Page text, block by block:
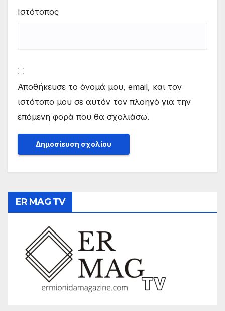
Ιστότοπος
Αποθήκευσε το όνομά μου, email, και τον
ιστότοπο μου σε αυτόν τον πλοηγό για την
επόμενη φορά που θα σχολιάσω.
ER MAG TV